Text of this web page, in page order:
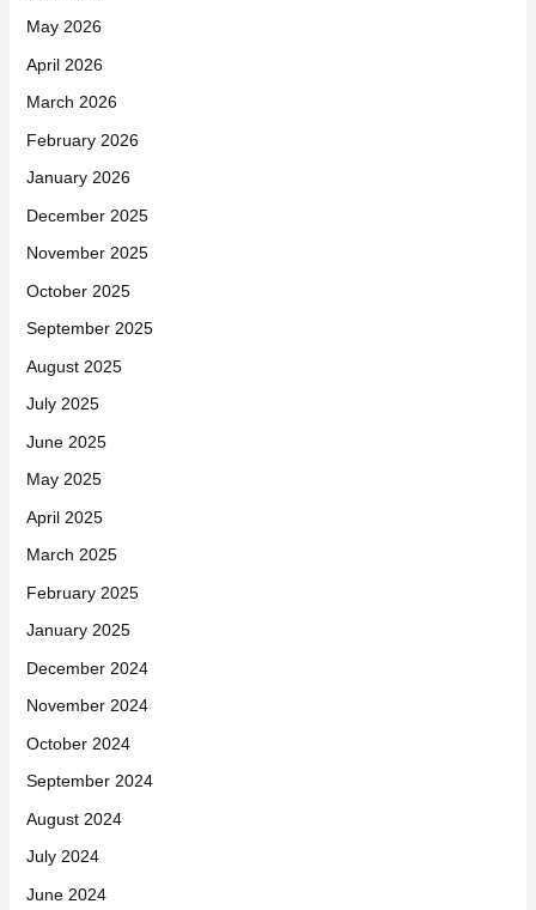
May 2026
April 2026
March 2026
February 2026
January 2026
December 2025
November 2025
October 2025
September 2025
August 2025
July 2025
June 2025
May 2025
April 2025
March 2025
February 2025
January 2025
December 2024
November 2024
October 2024
September 2024
August 2024
July 2024
June 2024